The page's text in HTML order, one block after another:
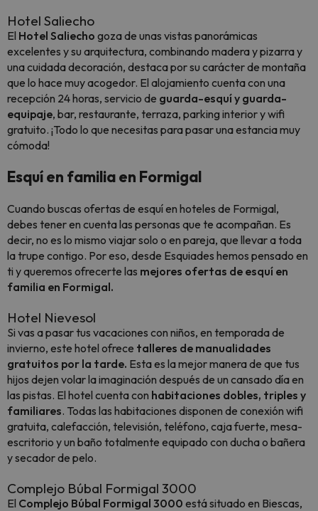
Hotel Saliecho
El Hotel Saliecho goza de unas vistas panorámicas
excelentes y su arquitectura, combinando madera y pizarra y
una cuidada decoración, destaca por su carácter de montaña
que lo hace muy acogedor. El alojamiento cuenta con una
recepción 24 horas, servicio de guarda-esquí y guarda-
equipaje, bar, restaurante, terraza, parking interior y wifi
gratuito. ¡Todo lo que necesitas para pasar una estancia muy
cómoda!
Esquí en familia en Formigal
Cuando buscas ofertas de esquí en hoteles de Formigal,
debes tener en cuenta las personas que te acompañan. Es
decir, no es lo mismo viajar solo o en pareja, que llevar a toda
la trupe contigo. Por eso, desde Esquiades hemos pensado en
ti y queremos ofrecerte las mejores ofertas de esquí en
familia en Formigal.
Hotel Nievesol
Si vas a pasar tus vacaciones con niños, en temporada de
invierno, este hotel ofrece talleres de manualidades
gratuitos por la tarde. Esta es la mejor manera de que tus
hijos dejen volar la imaginación después de un cansado día en
las pistas. El hotel cuenta con habitaciones dobles, triples y
familiares. Todas las habitaciones disponen de conexión wifi
gratuita, calefacción, televisión, teléfono, caja fuerte, mesa-
escritorio y un baño totalmente equipado con ducha o bañera
y secador de pelo.
Complejo Búbal Formigal 3000
El Complejo Búbal Formigal 3000 está situado en Biescas,